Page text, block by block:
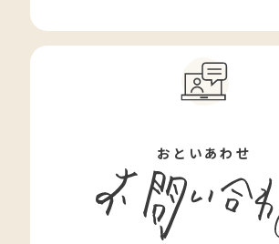
おといあわせ